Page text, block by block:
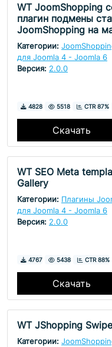
WT JoomShopping
плагин подмены
JoomShopping на
Категории:
для Joomla 4 - Joomla 6
Версия: 2.0.0
Скачивания
4828 Просмотры
5518 CTR 87%
Скачать
WT SEO Meta
Gallery
Категории: Плагины
для Joomla 4 - Joomla 6
Версия: 2.0.0
Скачивания
4767 Просмотры
5438 CTR 88%
Скачать
WT JShopping
Категории: